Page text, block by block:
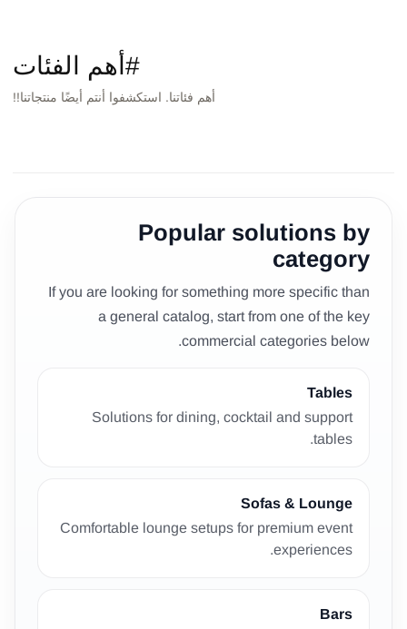
#أهم الفئات
أهم فئاتنا. استكشفوا أنتم أيضًا منتجاتنا!!
كراسي/بوفات
Popular solutions by
category
If you are looking for something more specific than
a general catalog, start from one of the key
commercial categories below.
Tables
Solutions for dining, cocktail and support
tables.
Sofas & Lounge
Comfortable lounge setups for premium event
experiences.
Bars